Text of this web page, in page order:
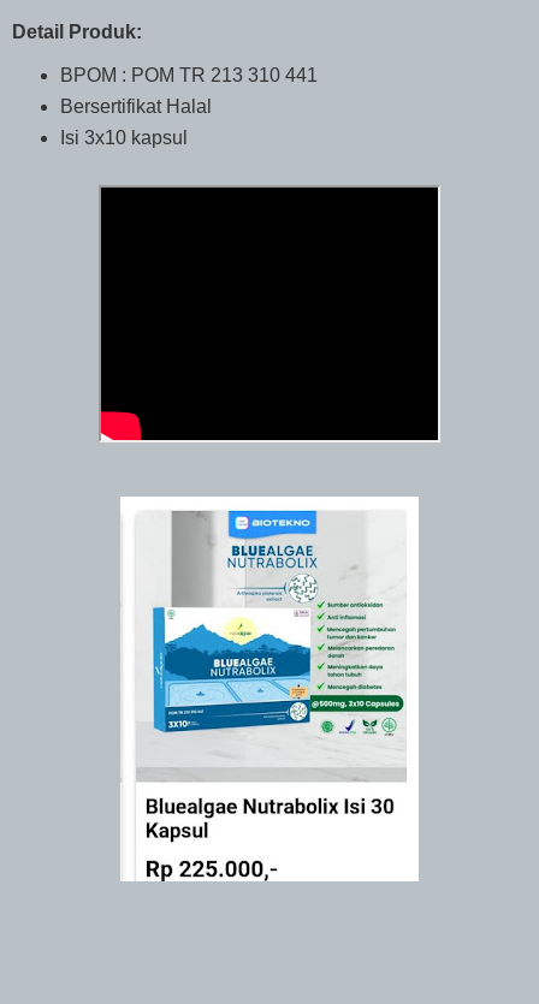
Detail Produk:
BPOM : POM TR 213 310 441
Bersertifikat Halal
Isi 3x10 kapsul